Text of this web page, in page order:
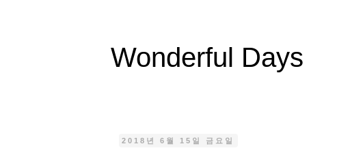
Wonderful Days
2018년 6월 15일 금요일